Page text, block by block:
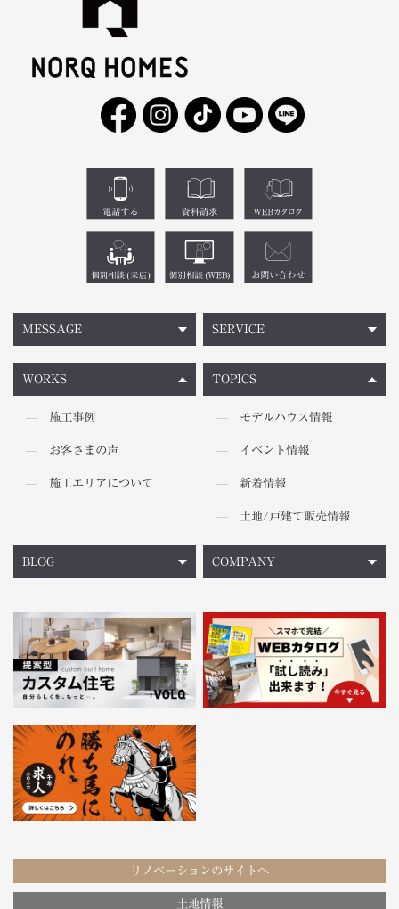
MESSAGE
WORKS
施工事例
お客さまの声
施工エリアについて
TOPICS
モデルハウス情報
イベント情報
新着情報
土地/戸建て販売情報
SERVICE
BLOG COMPANY
リノベーションのサイトへ
土地情報